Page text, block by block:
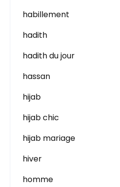
habillement
hadith
hadith du jour
hassan
hijab
hijab chic
hijab mariage
hiver
homme